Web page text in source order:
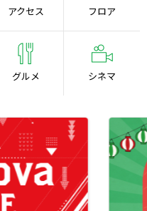
アクセス フロア
グルメ シネマ